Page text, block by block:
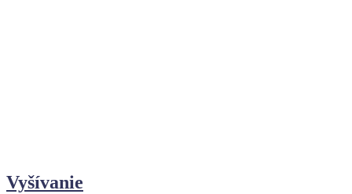
Vyšívanie